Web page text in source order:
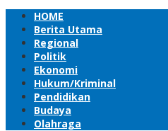
HOME
Berita Utama
Regional
Politik
Ekonomi
Hukum/Kriminal
Pendidikan
Budaya
Olahraga